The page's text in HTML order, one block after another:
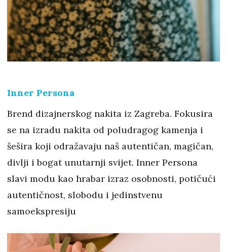
Inner Persona
Brend dizajnerskog nakita iz Zagreba. Fokusira
se na izradu nakita od poludragog kamenja i
šešira koji odražavaju naš autentičan, magičan,
divlji i bogat unutarnji svijet. Inner Persona
slavi modu kao hrabar izraz osobnosti, potičući
autentičnost, slobodu i jedinstvenu
samoekspresiju